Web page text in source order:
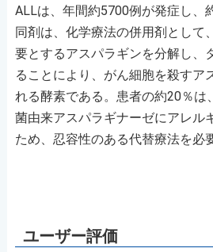
ALLは、年間約5700例が発症し、
同剤は、化学療法の併用剤として
要とするアスパラギンを分解し、
ることにより、がん細胞を殺すア
れる酵素である。患者の約20％は
菌由来アスパラギナーゼにアレル
ため、忍容性のある代替療法を必